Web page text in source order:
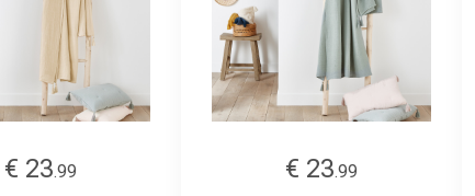
€ 23.99
€ 23.99